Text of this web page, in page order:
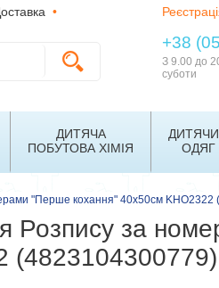
•
+38
З 9.00 до
суботи
ДИТЯЧА
ПОБУТОВА ХІМІЯ
ОДЯГ
"Перше кохання" 40х50см KHO2322
Розпису за
(4823104300779)